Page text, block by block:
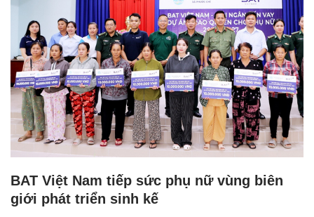
BAT Việt Nam tiếp sức phụ nữ vùng biên
giới phát triển sinh kế